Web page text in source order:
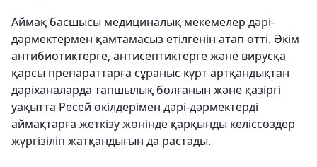
Аймақ басшысы медициналық мекемелер дәрі-
дәрмектермен қамтамасыз етілгенін атап өтті. Әкім
антибиотиктерге, антисептиктерге және вирусқа
қарсы препараттарға сұраныс күрт артқандықтан
дәріханаларда тапшылық болғанын және қазіргі
уақытта Ресей өкілдерімен дәрі-дәрмектерді
аймақтарға жеткізу жөнінде қарқынды келіссөздер
жүргізіліп жатқандығын да растады.